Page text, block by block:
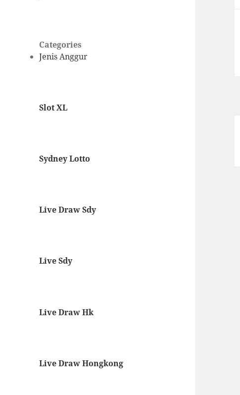
Categories
Jenis Anggur
Slot XL
Sydney Lotto
Live Draw Sdy
Live Sdy
Live Draw Hk
Live Draw Hongkong